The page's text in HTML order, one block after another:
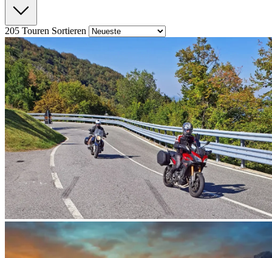
205 Touren Sortieren